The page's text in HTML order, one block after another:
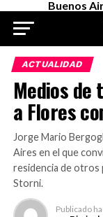
Buenos
ACTUALIDAD
Medios de
a Flores
Jorge Mario
Aires en el que
residencia de
Storni.
Publicado